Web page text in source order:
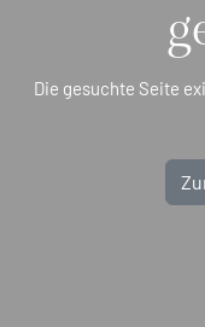
Die gesuchte Seite